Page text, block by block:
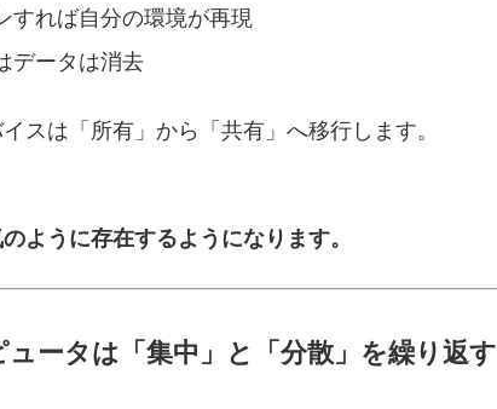
すれば自分の環境が再現
データは消去
スは「所有」から「共有」へ移行します。
ように存在するようになります。
ュータは「集中」と「分散」を繰り返す